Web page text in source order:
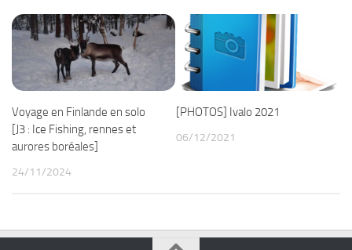
Voyage en Finlande en solo
[J3 : Ice Fishing, rennes et
aurores boréales]
24/11/2024
[PHOTOS] Ivalo 2021
06/12/2021